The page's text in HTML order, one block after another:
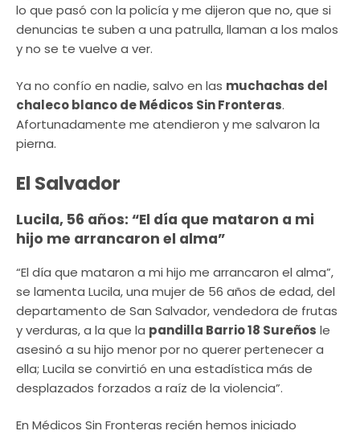
lo que pasó con la policía y me dijeron que no, que si
denuncias te suben a una patrulla, llaman a los malos
y no se te vuelve a ver.
Ya no confío en nadie, salvo en las muchachas del
chaleco blanco de Médicos Sin Fronteras.
Afortunadamente me atendieron y me salvaron la
pierna.
El Salvador
Lucila, 56 años: “El día que mataron a mi
hijo me arrancaron el alma”
“El día que mataron a mi hijo me arrancaron el alma”,
se lamenta Lucila, una mujer de 56 años de edad, del
departamento de San Salvador, vendedora de frutas
y verduras, a la que la pandilla Barrio 18 Sureños le
asesinó a su hijo menor por no querer pertenecer a
ella; Lucila se convirtió en una estadística más de
desplazados forzados a raíz de la violencia”.
En Médicos Sin Fronteras recién hemos iniciado